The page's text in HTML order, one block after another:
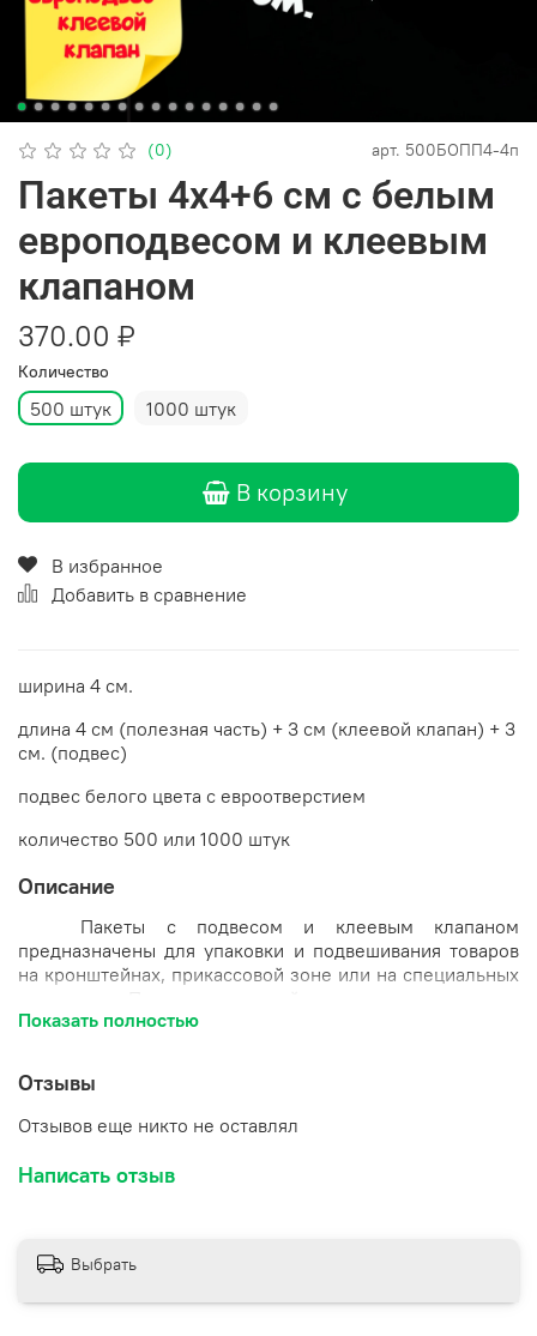
(0) арт. 500БОПП4-4п
Пакеты 4х4+6 см с белым
европодвесом и клеевым
клапаном
370.00 ₽
Количество
500 штук 1000 штук
В корзину
В избранное
Добавить в сравнение
ширина 4 см.
длина 4 см (полезная часть) + 3 см (клеевой клапан) + 3
см. (подвес)
подвес белого цвета с евроотверстием
количество 500 или 1000 штук
Описание
Пакеты с подвесом и клеевым клапаном
предназначены для упаковки и подвешивания товаров
на кронштейнах, прикассовой зоне или на специальных
отверстие. В нижней части упаковка закрывается с
экономят рабочее пространство, при этом позволяя
наглядно представить товар. Упаковка позволяет
защитить товар от влаги, воды, загрязнений,
неблагоприятных условий хранения, при осмотре
покупателем.
Показать полностью
Отзывы
Отзывов еще никто не оставлял
Написать отзыв
Выбрать